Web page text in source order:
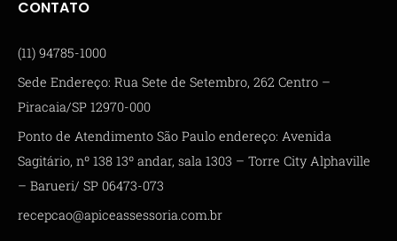
CONTATO
(11) 94785-1000
Sede Endereço: Rua Sete de Setembro, 262 Centro –
Piracaia/SP 12970-000
Ponto de Atendimento São Paulo endereço: Avenida
Sagitário, nº 138 13º andar, sala 1303 – Torre City Alphaville
– Barueri/ SP 06473-073
recepcao@apiceassessoria.com.br